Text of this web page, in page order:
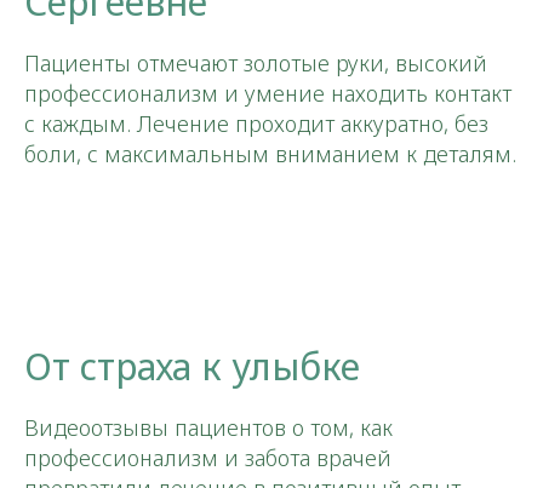
Пациенты отмечают золотые руки, высокий
профессионализм и умение находить контакт
с каждым. Лечение проходит аккуратно, без
боли, с максимальным вниманием к деталям.
От страха к улыбке
Видеоотзывы пациентов о том, как
профессионализм и забота врачей